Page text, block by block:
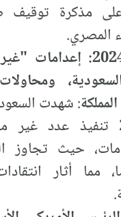
مذكرة توقيف
المصري.
عام 2024: إعدامات
: شهدت
2024 تنفيذ عدد
مما أثار